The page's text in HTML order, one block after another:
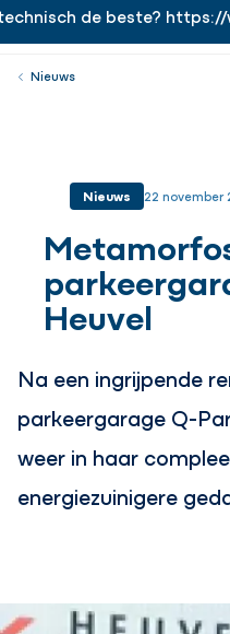
https://
de beste? https://
Nieuws
Nieuws 22 november
Heuvel
Na een ingrijpende
parkeergarage Q-
weer in haar
energiezuinigere